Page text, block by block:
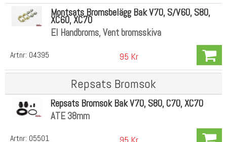
Artnr: 04395
Montsats Bromsbelägg Bak V70, S/V60, S80,
XC60, XC70
El Handbroms, Vent bromsskiva
95 Kr
Repsats Bromsok
Artnr: 05501
Repsats Bromsok Bak V70, S80, C70, XC70
ATE 38mm